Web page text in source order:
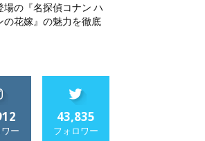
場の『名探偵コナン ハ
の花嫁』の魅力を徹底
ー
43,835
フォロワー